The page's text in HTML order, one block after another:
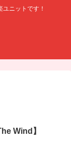
ニットです！
Wind】